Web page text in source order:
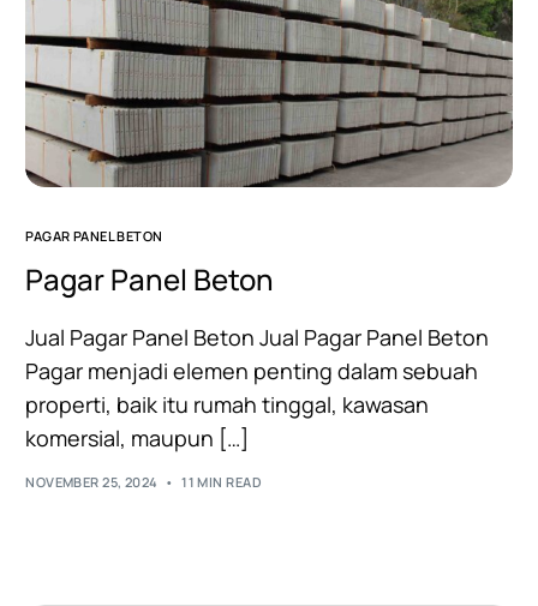
PAGAR PANEL BETON
Pagar Panel Beton
Jual Pagar Panel Beton Jual Pagar Panel Beton
Pagar menjadi elemen penting dalam sebuah
properti, baik itu rumah tinggal, kawasan
komersial, maupun […]
NOVEMBER 25, 2024 11 MIN READ